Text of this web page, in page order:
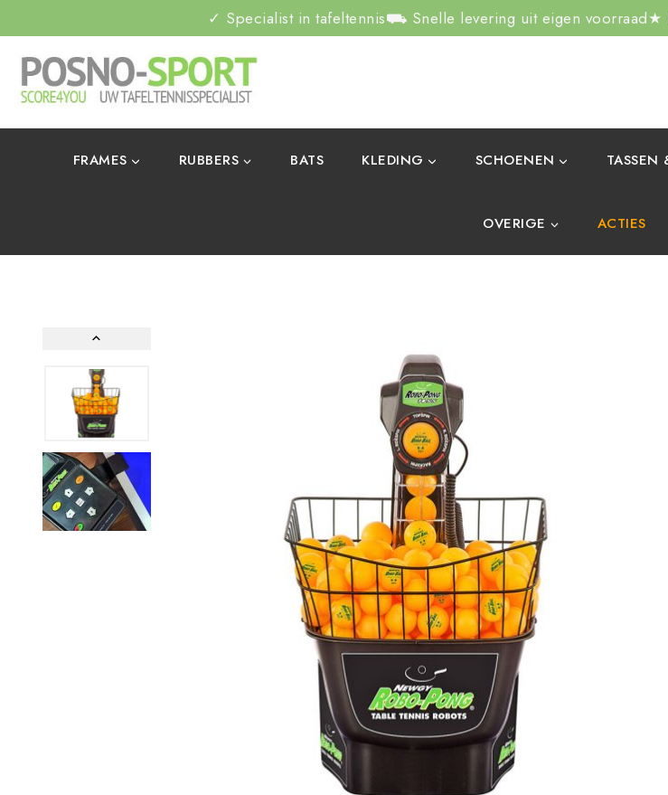
✓ Specialist in tafeltennis⛟ Snelle levering uit eigen voorraad★
FRAMES RUBBERS BATS KLEDING SCHOENEN TASSEN
OVERIGE ACTIES